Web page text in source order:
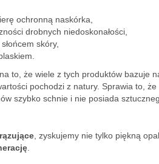
ochronną naskórka,
drobnych niedoskonałości,
skóry,
to, że wiele z tych produktów bazuje
pochodzi z natury. Sprawia to,
szybko schnie i nie posiada
, zyskujemy nie tylko piękną